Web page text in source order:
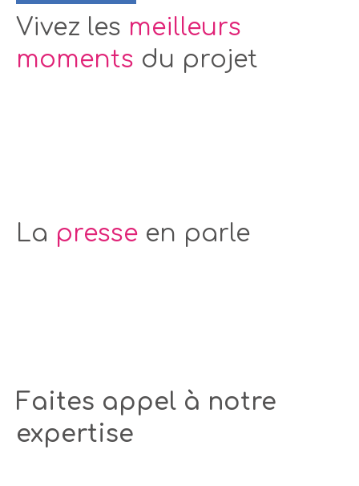
Vivez les meilleurs
moments du projet
La presse en parle
Faites appel à notre
expertise